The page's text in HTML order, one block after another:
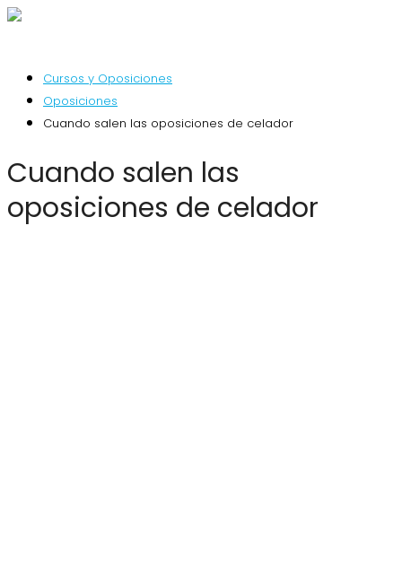
Cursos y Oposiciones
Oposiciones
Cuando salen las oposiciones de celador
Cuando salen las
oposiciones de celador